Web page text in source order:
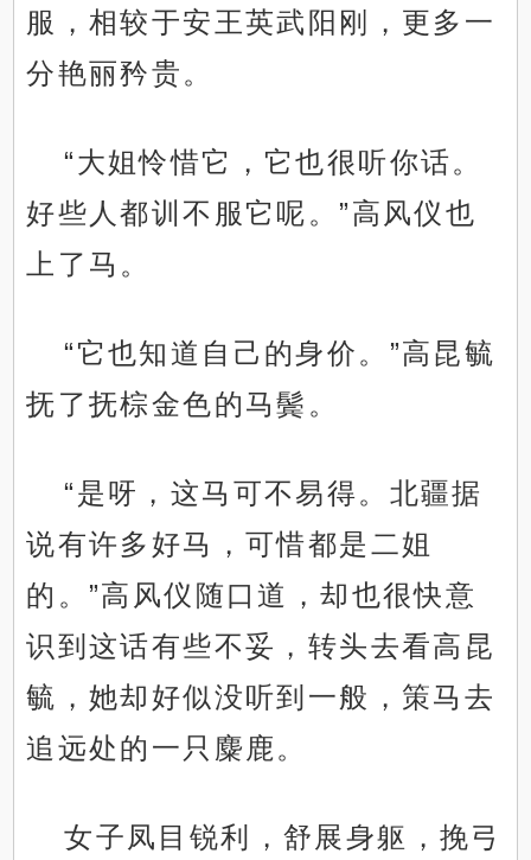
服，相较于安王英武阳刚，更多一
分艳丽矜贵。
“大姐怜惜它，它也很听你话。
好些人都训不服它呢。”高风仪也
上了马。
“它也知道自己的身价。”高昆毓
抚了抚棕金色的马鬓。
“是呀，这马可不易得。北疆据
说有许多好马，可惜都是二姐
的。”高风仪随口道，却也很快意
识到这话有些不妥，转头去看高昆
毓，她却好似没听到一般，策马去
追远处的一只麋鹿。
女子凤目锐利，舒展身躯，挽弓